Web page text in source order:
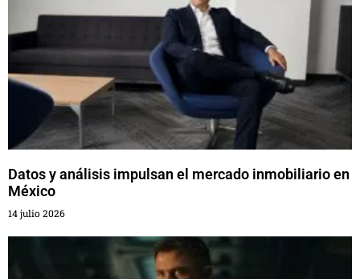
Datos y análisis impulsan el mercado inmobiliario en
México
14 julio 2026